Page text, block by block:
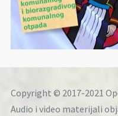
Copyright © 2017-2021
Audio i video materijali